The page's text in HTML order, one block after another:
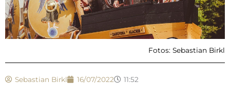
Fotos: Sebastian Birkl
Sebastian Birkl 16/07/2022 11:52